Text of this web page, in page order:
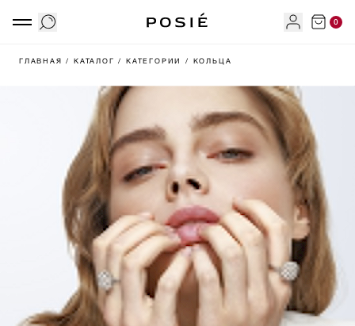
0
ГЛАВНАЯ/ КАТАЛОГ/ КАТЕГОРИИ/ КОЛЬЦА